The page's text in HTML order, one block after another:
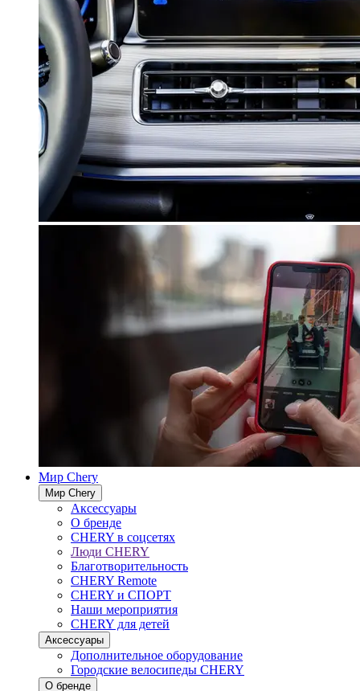
Мир Chery
Мир Chery
Аксессуары
О бренде
CHERY в соцсетях
Люди CHERY
Благотворительность
CHERY Remote
CHERY и СПОРТ
Наши мероприятия
CHERY для детей
Аксессуары
Дополнительное оборудование
Городские велосипеды CHERY
О бренде